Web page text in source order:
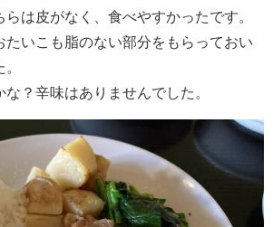
は皮がなく、食べやすかったです。
たいこも脂のない部分をもらっておい
？辛味はありませんでした。